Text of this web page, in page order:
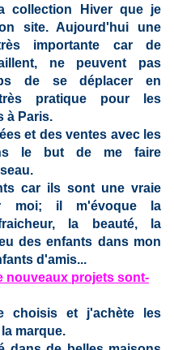
collection Hiver que je
site. Aujourd'hui une
importante car de
ne peuvent pas
de se déplacer en
pratique pour les
à Paris.
et des ventes avec les
le but de me faire
car ils sont une vraie
moi; il m'évoque la
la beauté, la
des enfants dans mon
d'amis...
nouveaux projets sont-
choisis et j'achète les
marque.